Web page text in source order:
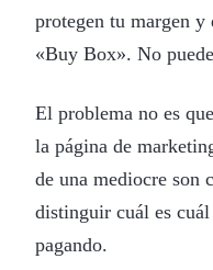
protegen tu margen y
«Buy Box». No
El problema no es
la página de
de una mediocre son
distinguir cuál es cuál
pagando.